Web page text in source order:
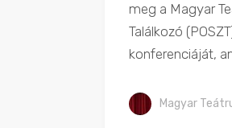
meg a Magyar
Találkozó
konferenciáját,
Magyar